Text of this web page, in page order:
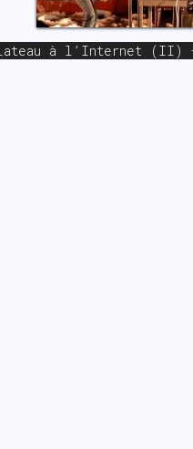
à l’Internet (II)